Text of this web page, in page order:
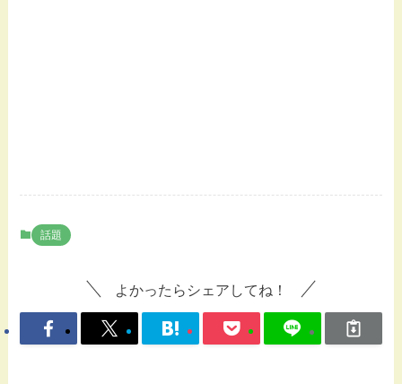
話題
よかったらシェアしてね！